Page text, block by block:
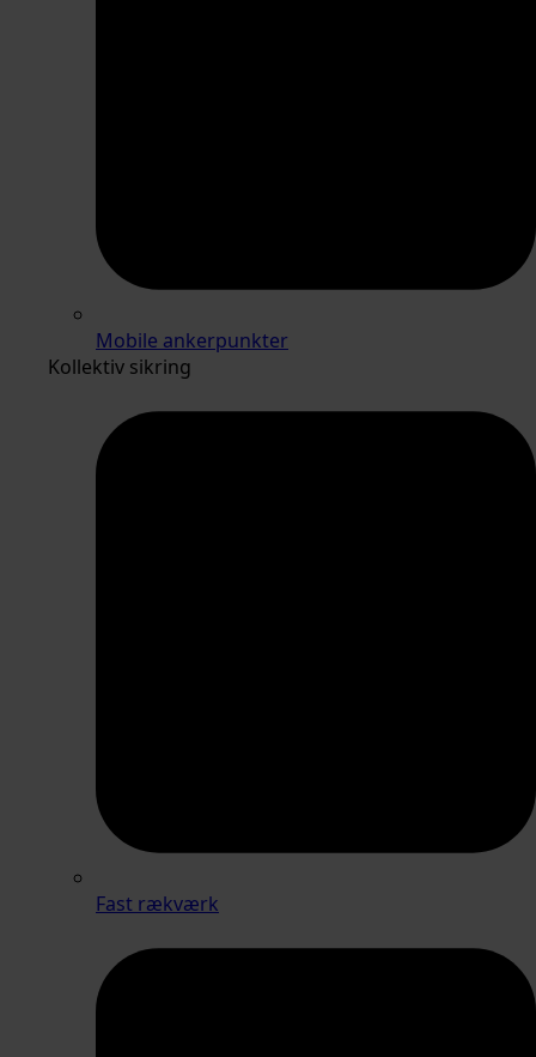
Mobile ankerpunkter
Kollektiv sikring
Fast rækværk